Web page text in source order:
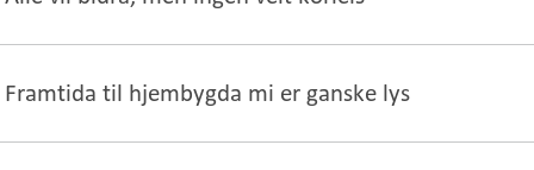
Framtida til hjembygda mi er ganske lys